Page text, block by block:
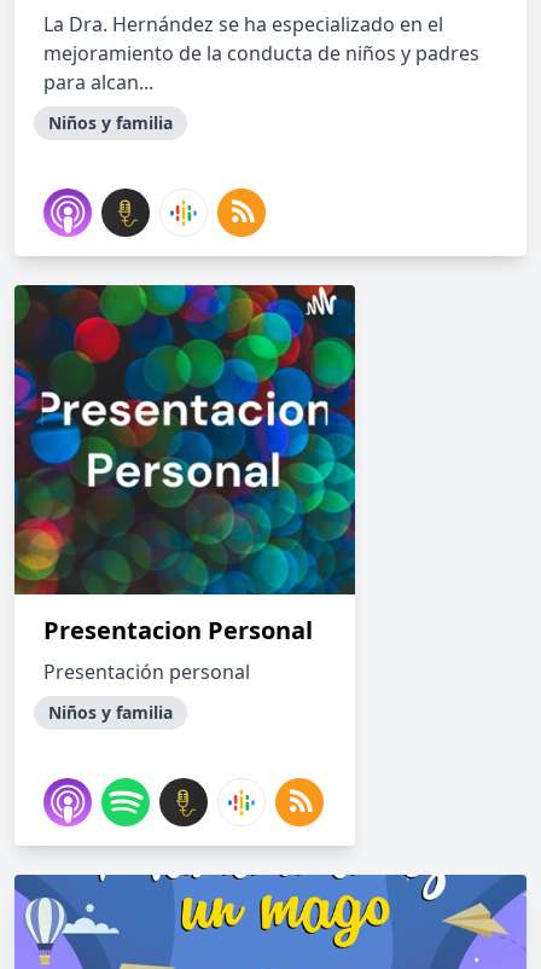
La Dra. Hernández se ha especializado en el
mejoramiento de la conducta de niños y padres
para alcan...
Niños y familia
Presentacion Personal
Presentación personal
Niños y familia